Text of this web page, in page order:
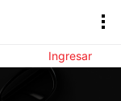
Ingresar